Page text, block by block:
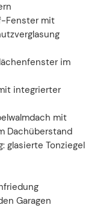
Fenster mit
im
integrierter
mit
Dachüberstand
glasierte Tonziegel
Garagen